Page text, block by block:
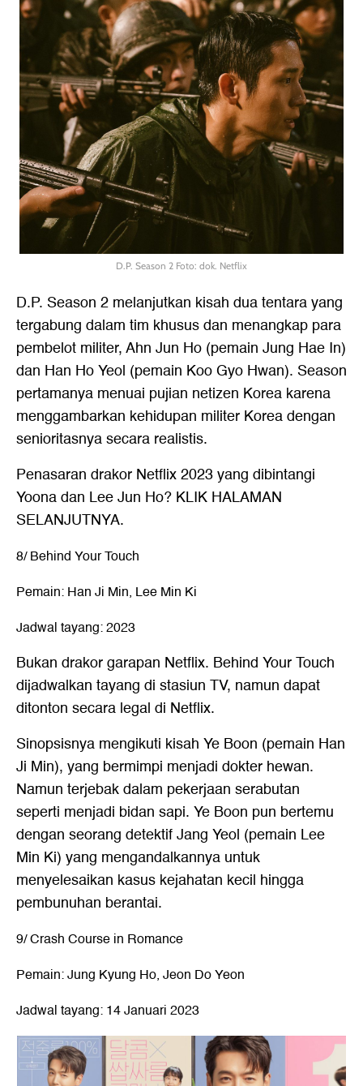
D.P. Season 2 Foto: dok. Netflix
D.P. Season 2 melanjutkan kisah dua tentara yang
tergabung dalam tim khusus dan menangkap para
pembelot militer, Ahn Jun Ho (pemain Jung Hae In)
dan Han Ho Yeol (pemain Koo Gyo Hwan). Season
pertamanya menuai pujian netizen Korea karena
menggambarkan kehidupan militer Korea dengan
senioritasnya secara realistis.
Penasaran drakor Netflix 2023yang dibintangi
Yoona dan Lee Jun Ho? KLIK HALAMAN
SELANJUTNYA.
8/ Behind Your Touch
Pemain: Han Ji Min, Lee Min Ki
Jadwal tayang: 2023
Bukan drakor garapan Netflix. Behind Your Touch
dijadwalkan tayang di stasiun TV, namun dapat
ditonton secara legal di Netflix.
Sinopsisnya mengikuti kisah Ye Boon (pemain Han
Ji Min), yang bermimpi menjadi dokter hewan.
Namun terjebak dalam pekerjaan serabutan
seperti menjadi bidan sapi. Ye Boon pun bertemu
dengan seorang detektif Jang Yeol (pemain Lee
Min Ki) yang mengandalkannya untuk
menyelesaikan kasus kejahatan kecil hingga
pembunuhan berantai.
9/ Crash Course in Romance
Pemain: Jung Kyung Ho, Jeon Do Yeon
Jadwal tayang: 14 Januari 2023